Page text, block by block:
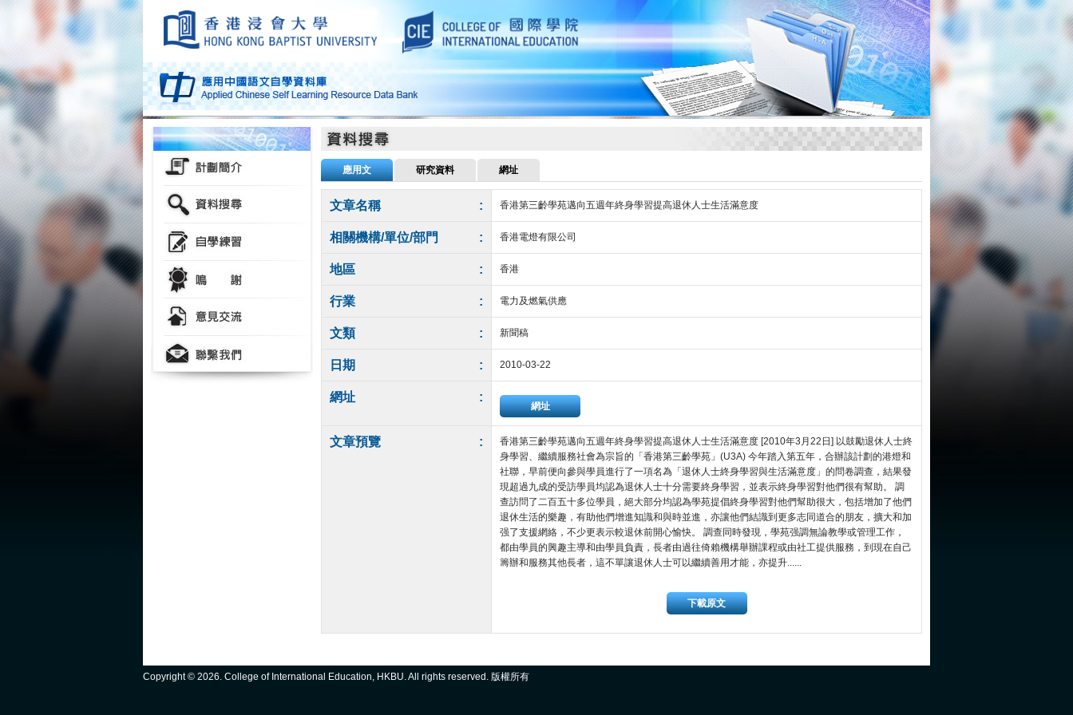
應用文 研究資料 網址
文章名稱 : 香港第三齡學苑邁向五週年終身學習提高退休人士生活滿意度
相關機構/單位/部門 : 香港電燈有限公司
地區 : 香港
行業 : 電力及燃氣供應
文類 : 新聞稿
日期 : 2010-03-22
網址 :
網址
文章預覽 :
香港第三齡學苑邁向五週年終身學習提高退休人士生活滿意度 [2010年3月22日] 以鼓勵退休人士終
身學習、繼續服務社會為宗旨的「香港第三齡學苑」(U3A) 今年踏入第五年，合辦該計劃的港燈和
社聯，早前便向參與學員進行了一項名為「退休人士終身學習與生活滿意度」的問卷調查，結果發
現超過九成的受訪學員均認為退休人士十分需要終身學習，並表示終身學習對他們很有幫助。 調
查訪問了二百五十多位學員，絕大部分均認為學苑提倡終身學習對他們幫助很大，包括增加了他們
退休生活的樂趣，有助他們增進知識和與時並進，亦讓他們結識到更多志同道合的朋友，擴大和加
强了支援網絡，不少更表示較退休前開心愉快。 調查同時發現，學苑强調無論教學或管理工作，
都由學員的興趣主導和由學員負責，長者由過往倚賴機構舉辦課程或由社工提供服務，到現在自己
籌辦和服務其他長者，這不單讓退休人士可以繼續善用才能，亦提升......
下載原文
Copyright © 2026. College of International Education, HKBU. All rights reserved. 版權所有